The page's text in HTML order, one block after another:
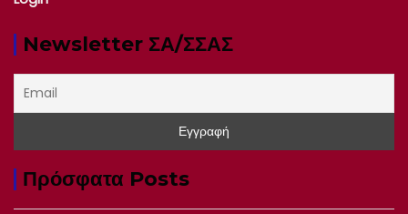
Newsletter ΣΑ/ΣΣΑΣ
Πρόσφατα Posts